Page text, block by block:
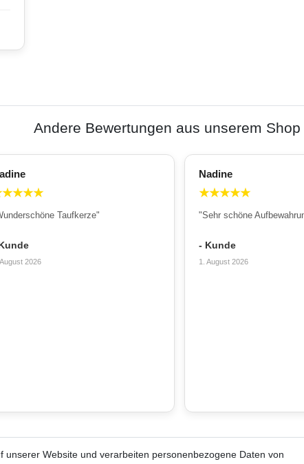
Andere Bewertungen aus unserem Shop
★★★★
Taufkerze"
2026
Nadine
★★★★★
"Sehr schöne
- Kunde
1. August 2026
Website und verarbeiten personenbezogene Daten von